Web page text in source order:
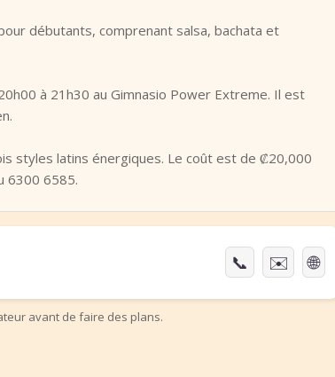
débutants, comprenant salsa, bachata et
à 21h30 au Gimnasio Power Extreme. Il est
styles latins énergiques. Le coût est de ₡20,000
6300 6585.
📞 ✉️ 🌐
avant de faire des plans.